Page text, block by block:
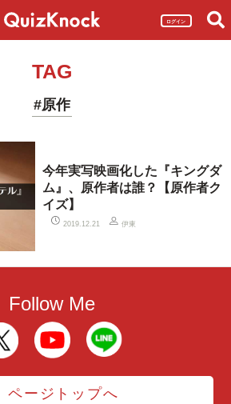
ログイン
TAG
#原作
今年実写映画化した『キングダ
ム』、原作者は誰？【原作者ク
イズ】
2019.12.21 伊東
Follow Me
ページトップへ